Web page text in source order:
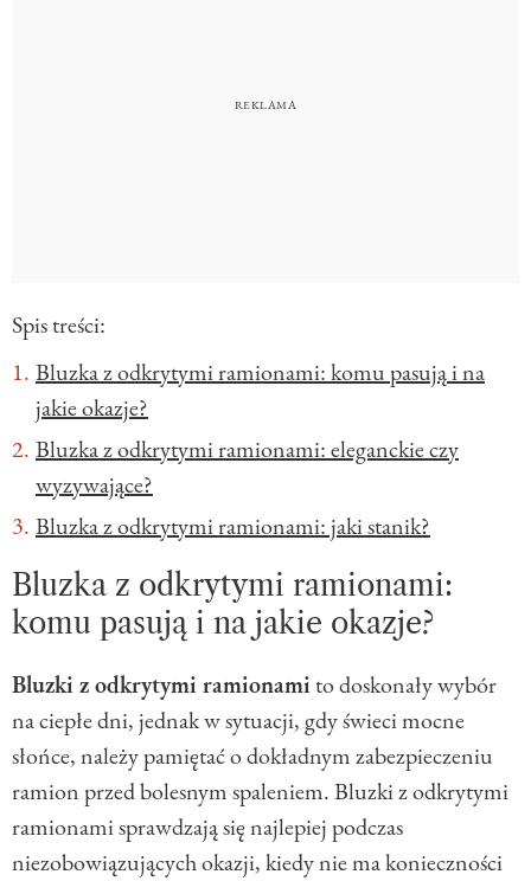
Spis treści:
Bluzka z odkrytymi ramionami: komu pasują i na
jakie okazje?
Bluzka z odkrytymi ramionami: eleganckie czy
wyzywające?
Bluzka z odkrytymi ramionami: jaki stanik?
Bluzka z odkrytymi ramionami:
komu pasują i na jakie okazje?
Bluzki z odkrytymi ramionamito doskonały wybór
na ciepłe dni, jednak w sytuacji, gdy świeci mocne
słońce, należy pamiętać o dokładnym zabezpieczeniu
ramion przed bolesnym spaleniem. Bluzki z odkrytymi
ramionami sprawdzają się najlepiej podczas
niezobowiązujących okazji, kiedy nie ma konieczności